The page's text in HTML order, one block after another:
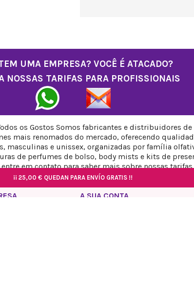
¡¡ 25,00 € QUEDAN PARA ENVÍO GRATIS !!
¡¡ 25,00 € QUEDAN PARA ENVÍO GRATIS !!
¡¡ 25,00 € QUEDAN PARA ENVÍO GRATIS !!
UMA EMPRESA? VOCÊ É ATACADO?
NOSSAS TARIFAS PARA PROFISSIONAIS
os Gostos Somos fabricantes e distribuidores
mais renomados do mercado, oferecendo
masculinas e unissex, organizadas por família
de perfumes de bolso, body mists e kits de
em contato para saber mais sobre nossas
A SUA CONTA
¡¡ 25,00 € QUEDAN PARA ENVÍO GRATIS !!
¡¡ 25,00 € QUEDAN PARA ENVÍO GRATIS !!